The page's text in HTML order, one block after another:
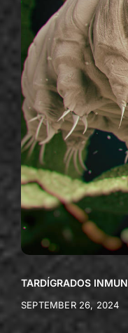
TARDÍGRADOS
SEPTEMBER 26, 2024